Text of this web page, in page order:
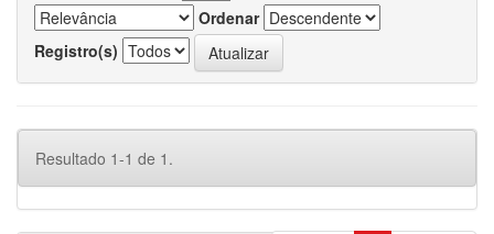
Ordenar
Registro(s)
Resultado 1-1 de 1.